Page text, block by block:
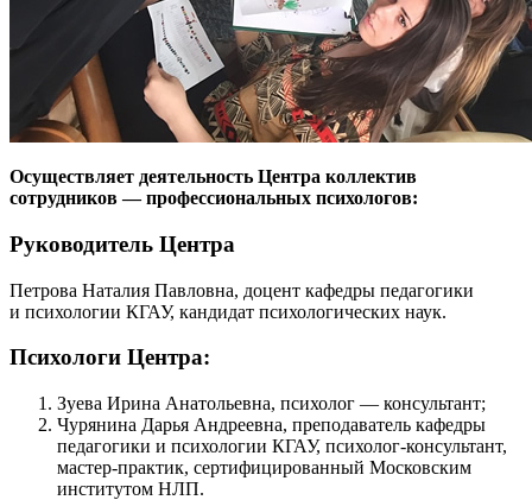
Осуществляет деятельность Центра коллектив
сотрудников — профессиональных психологов:
Руководитель Центра
Петрова Наталия Павловна, доцент кафедры педагогики
и психологии КГАУ, кандидат психологических наук.
Психологи Центра:
Зуева Ирина Анатольевна, психолог — консультант;
Чурянина Дарья Андреевна, преподаватель кафедры
педагогики и психологии КГАУ, психолог-консультант,
мастер-практик, сертифицированный Московским
институтом НЛП.